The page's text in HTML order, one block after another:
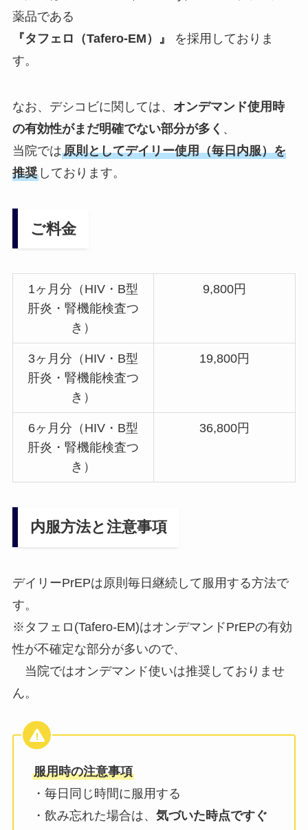
薬品である
『タフェロ（Tafero-EM）』
を採用しておりま
す。
なお、デシコビに関しては、 オンデマンド使用時
の有効性がまだ明確でない部分が多く 、
当院では原則としてデイリー使用（毎日内服）を
推奨しております。
ご料金
1ヶ月分（HIV・B型
肝炎・腎機能検査つ
き）
9,800円
3ヶ月分（HIV・B型
肝炎・腎機能検査つ
き）
19,800円
6ヶ月分（HIV・B型
肝炎・腎機能検査つ
き）
36,800円
内服方法と注意事項
デイリーPrEPは原則毎日継続して服用する方法で
す。
※タフェロ(Tafero-EM)はオンデマンドPrEPの有効
性が不確定な部分が多いので、
当院ではオンデマンド使いは推奨しておりませ
ん。
服用時の注意事項
・毎日同じ時間に服用する
・飲み忘れた場合は、 気づいた時点ですぐ